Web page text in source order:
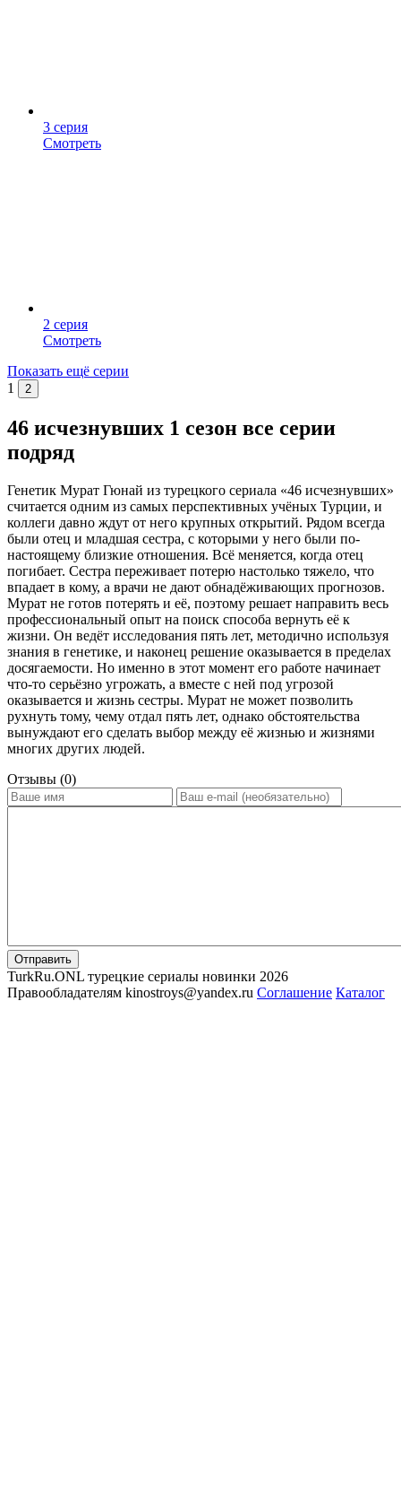
3 серия
Смотреть
2 серия
Смотреть
Показать ещё серии
1
2
46 исчезнувших 1 сезон все серии
подряд
Генетик Мурат Гюнай из турецкого сериала «46 исчезнувших»
считается одним из самых перспективных учёных Турции, и
коллеги давно ждут от него крупных открытий. Рядом всегда
были отец и младшая сестра, с которыми у него были по-
настоящему близкие отношения. Всё меняется, когда отец
погибает. Сестра переживает потерю настолько тяжело, что
впадает в кому, а врачи не дают обнадёживающих прогнозов.
Мурат не готов потерять и её, поэтому решает направить весь
профессиональный опыт на поиск способа вернуть её к
жизни. Он ведёт исследования пять лет, методично используя
знания в генетике, и наконец решение оказывается в пределах
досягаемости. Но именно в этот момент его работе начинает
что-то серьёзно угрожать, а вместе с ней под угрозой
оказывается и жизнь сестры. Мурат не может позволить
рухнуть тому, чему отдал пять лет, однако обстоятельства
вынуждают его сделать выбор между её жизнью и жизнями
многих других людей.
Отзывы (0)
Отправить
TurkRu.ONL турецкие сериалы новинки 2026
Правообладателям kinostroys@yandex.ru Соглашение Каталог